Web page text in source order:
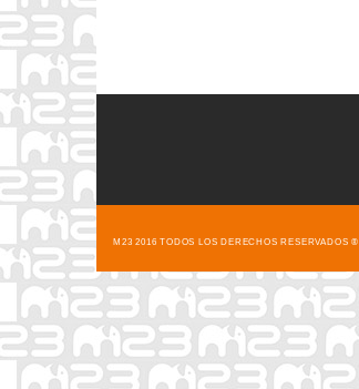
M23 2016 TODOS LOS DERECHOS RESERVADOS ®